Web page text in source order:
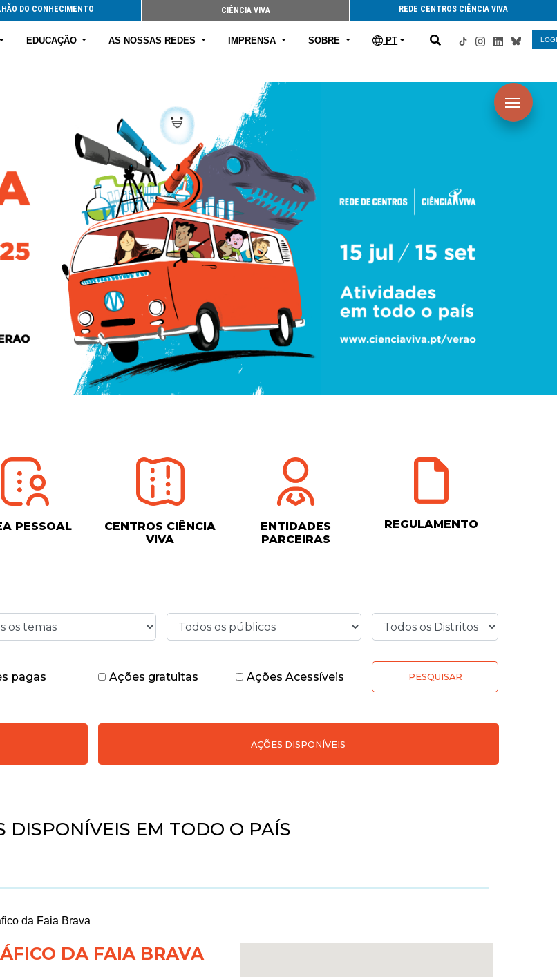
DO CONHECIMENTO CIÊNCIA VIVA REDE CENTROS CIÊNCIA VIVA
EDUCAÇÃO AS NOSSAS REDES IMPRENSA SOBRE PT
PESSOAL
CENTROS CIÊNCIA
VIVA
ENTIDADES
PARCEIRAS
REGULAMENTO
pagas
Ações gratuitas Ações Acessíveis PESQUISAR
AÇÕES DISPONÍVEIS
DISPONÍVEIS EM TODO O PAÍS
da Faia Brava
DA FAIA BRAVA